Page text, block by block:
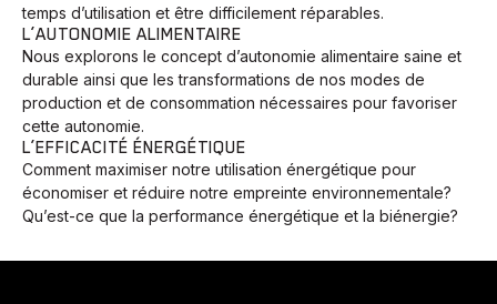
temps d’utilisation et être difficilement réparables.
L’AUTONOMIE ALIMENTAIRE
Nous explorons le concept d’autonomie alimentaire saine et
durable ainsi que les transformations de nos modes de
production et de consommation nécessaires pour favoriser
cette autonomie.
L’EFFICACITÉ ÉNERGÉTIQUE
Comment maximiser notre utilisation énergétique pour
économiser et réduire notre empreinte environnementale?
Qu’est-ce que la performance énergétique et la biénergie?